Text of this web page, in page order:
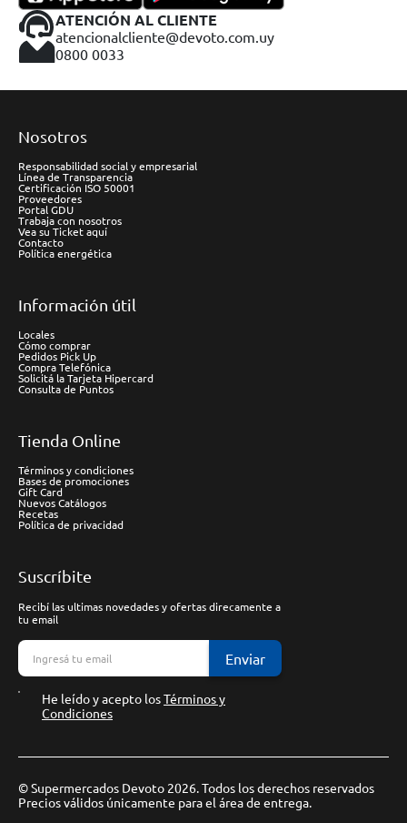
ATENCIÓN AL CLIENTE
atencionalcliente@devoto.com.uy
0800 0033
Nosotros
Responsabilidad social y empresarial
Línea de Transparencia
Certificación ISO 50001
Proveedores
Portal GDU
Trabaja con nosotros
Vea su Ticket aquí
Contacto
Política energética
Información útil
Locales
Cómo comprar
Pedidos Pick Up
Compra Telefónica
Solicitá la Tarjeta Hipercard
Consulta de Puntos
Tienda Online
Términos y condiciones
Bases de promociones
Gift Card
Nuevos Catálogos
Recetas
Política de privacidad
Suscríbite
Recibí las ultimas novedades y ofertas direcamente a
tu email
Enviar
He leído y acepto losTérminos y
Condiciones
© Supermercados Devoto 2026. Todos los derechos reservados
Precios válidos únicamente para el área de entrega.